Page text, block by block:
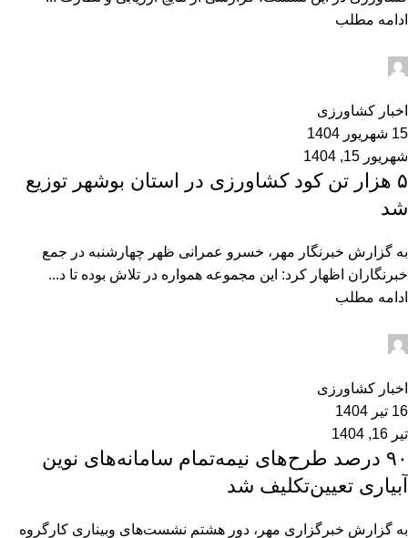
ادامه مطلب
اخبار کشاورزی
15 شهریور 1404
شهریور 15, 1404
۵ هزار تن کود کشاورزی در استان بوشهر توزیع
شد
به گزارش خبرنگار مهر، خسرو عمرانی ظهر چهارشنبه در جمع
خبرنگاران اظهار کرد: این مجموعه همواره در تلاش بوده تا د...
ادامه مطلب
اخبار کشاورزی
16 تیر 1404
تیر 16, 1404
۹۰ درصد طرح‌های نیمه‌تمام سامانه‌های نوین
آبیاری تعیین‌تکلیف شد
به گزارش خبرگزاری مهر، دور هشتم نشست‌های وبیناری کارگروه